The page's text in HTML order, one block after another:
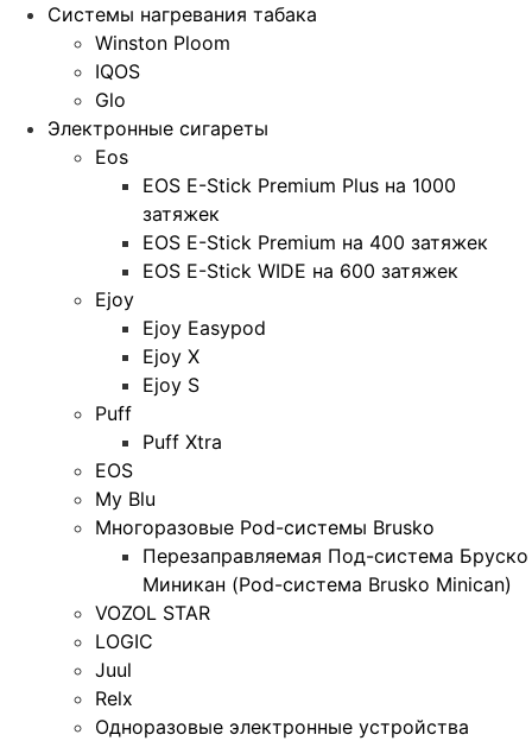
Системы нагревания табака
Winston Ploom
IQOS
Glo
Электронные сигареты
Eos
EOS E-Stick Premium Plus на 1000
затяжек
EOS E-Stick Premium на 400 затяжек
EOS E-Stick WIDE на 600 затяжек
Ejoy
Ejoy Easypod
Ejoy X
Ejoy S
Puff
Puff Xtra
EOS
My Blu
Многоразовые Pod-системы Brusko
Перезаправляемая Под-система Бруско
Миникан (Pod-система Brusko Minican)
VOZOL STAR
LOGIC
Juul
Relx
Одноразовые электронные устройства